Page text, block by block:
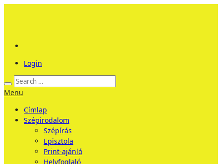
Login
Menu
Címlap
Szépirodalom
Szépírás
Episztola
Print-ajánló
Helyfoglaló